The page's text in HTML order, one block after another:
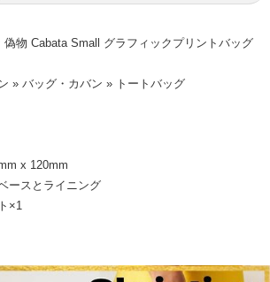
物 Cabata Small グラフィックプリントバッグ
» バッグ・カバン » トートバッグ
x 120mm
ースとライニング
×1